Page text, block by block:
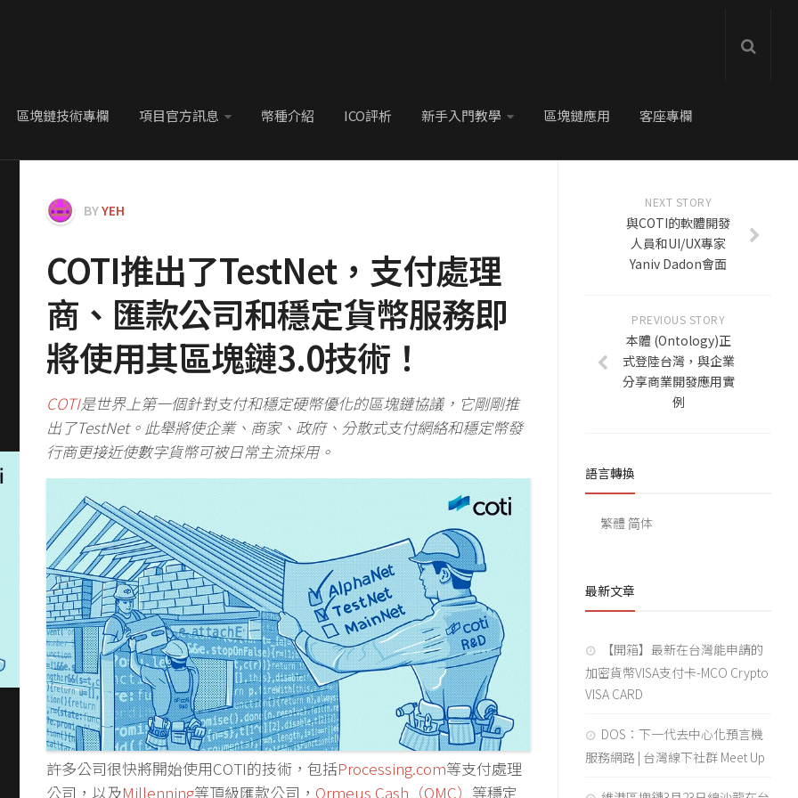
區塊鏈技術專欄 項目官方訊息 幣種介紹 ICO評析 新手入門教學 區塊鏈應用 客座專欄
BYYEH
COTI推出了TestNet，支付處理
商、匯款公司和穩定貨幣服務即
將使用其區塊鏈3.0技術！
COTI是世界上第一個針對支付和穩定硬幣優化的區塊鏈協議，它剛剛推
出了TestNet。此舉將使企業、商家、政府、分散式支付網絡和穩定幣發
行商更接近使數字貨幣可被日常主流採用。
許多公司很快將開始使用COTI的技術，包括Processing.com等支付處理
公司，以及Millenning等頂級匯款公司， Ormeus Cash（OMC） 等穩定
NEXT STORY
與COTI的軟體開發
人員和UI/UX專家
Yaniv Dadon會面
PREVIOUS STORY
本體 (Ontology)正
式登陸台灣，與企業
分享商業開發應用實
例
語言轉換
繁體 简体
最新文章
【開箱】最新在台灣能申請的
加密貨幣VISA支付卡-MCO Crypto
VISA CARD
DOS：下一代去中心化預言機
服務網路 | 台灣線下社群 Meet Up